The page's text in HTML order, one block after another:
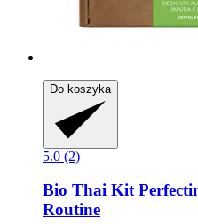
Do koszyka
5.0 (2)
Bio Thai Kit
Routine